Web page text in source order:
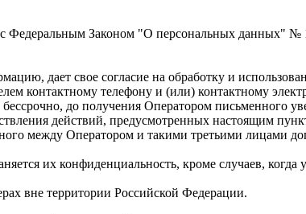
с Федеральным Законом "О персональных данных"
дает свое согласие на обработку и
контактному телефону и (или) контактному
до получения Оператором письменного
действий, предусмотренных настоящим
между Оператором и такими третьими лицами
их конфиденциальность, кроме случаев,
вне территории Российской Федерации.